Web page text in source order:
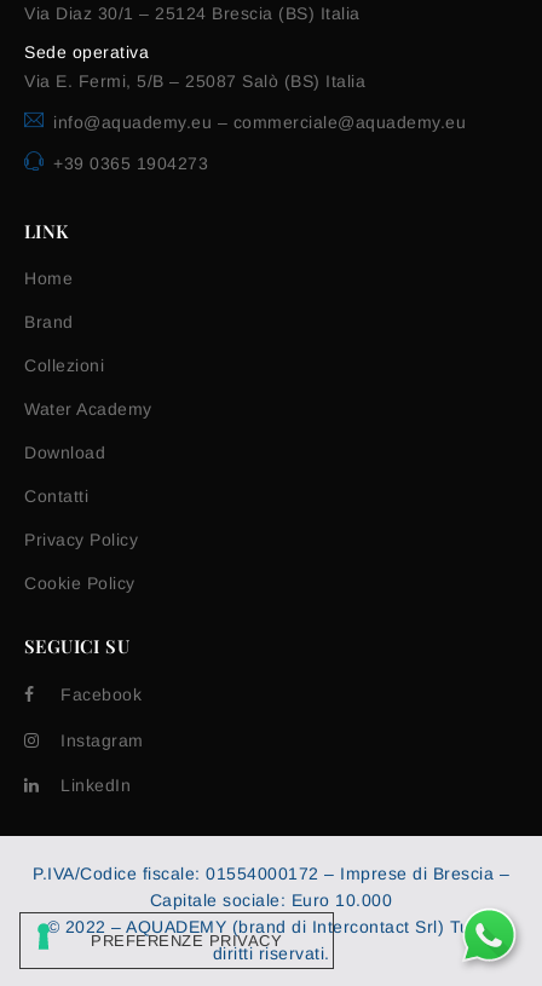
Via Diaz 30/1 – 25124 Brescia (BS) Italia
Sede operativa
Via E. Fermi, 5/B – 25087 Salò (BS) Italia
info@aquademy.eu – commerciale@aquademy.eu
+39 0365 1904273
LINK
Home
Brand
Collezioni
Water Academy
Download
Contatti
Privacy Policy
Cookie Policy
SEGUICI SU
Facebook
Instagram
LinkedIn
P.IVA/Codice fiscale: 01554000172 – Imprese di Brescia –
Capitale sociale: Euro 10.000
© 2022 – AQUADEMY (brand di Intercontact Srl) Tutti i
diritti riservati.